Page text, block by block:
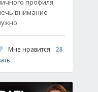
профиля.
внимание
Мне нравится
28